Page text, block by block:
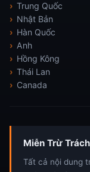
Trung Quốc
Nhật Bản
Hàn Quốc
Anh
Hồng Kông
Thái Lan
Canada
Miễn Trừ
Tất cả nội dung